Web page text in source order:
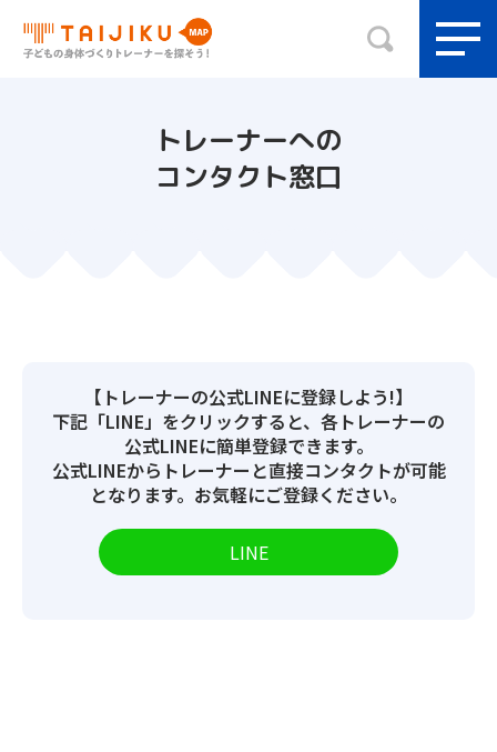
トレーナーへの
コンタクト窓口
【トレーナーの公式LINEに登録しよう!】
下記「LINE」をクリックすると、各トレーナーの
公式LINEに簡単登録できます。
公式LINEからトレーナーと直接コンタクトが可能
となります。お気軽にご登録ください。
LINE